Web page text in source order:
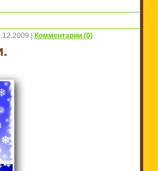
Комментарии (0)